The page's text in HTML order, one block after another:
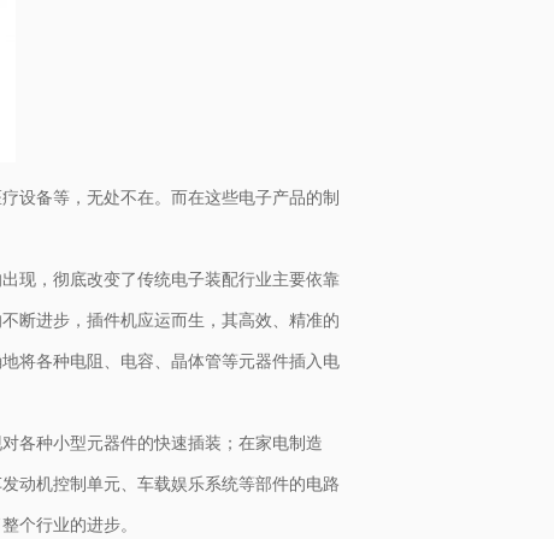
设备等，无处不在。而在这些电子产品的制
现，彻底改变了传统电子装配行业主要依靠
断进步，插件机应运而生，其高效、精准的
将各种电阻、电容、晶体管等元器件插入电
各种小型元器件的快速插装；在家电制造
动机控制单元、车载娱乐系统等部件的电路
个行业的进步。